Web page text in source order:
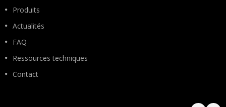
Produits
Actualités
FAQ
Ressources techniques
Contact